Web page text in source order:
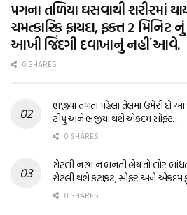
પગના તળિયા ઘસવાથી શરીરમાં
ચમત્કારિક ફાયદા, ફક્ત 2 મિનિટ નું
આખી જિંદગી દવાખાનું નહીં આવે.
0 SHARES
ભજીયા તળતા પહેલા તેલમાં ઉમેરી દો
ટીપું અને ભજીયા થશે એકદમ સોફ્ટ…
0 SHARES
રોટલી નરમ ન બનતી હોય તો લોટ
રોટલી થશે ફટાફટ, સોફ્ટ અને એકદમ
0 SHARES